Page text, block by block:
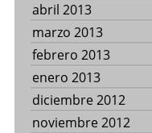
abril 2013
marzo 2013
febrero 2013
enero 2013
diciembre 2012
noviembre 2012